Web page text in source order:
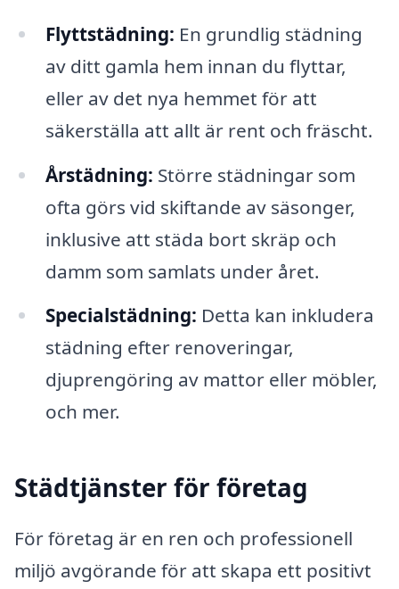
Flyttstädning: En grundlig städning
av ditt gamla hem innan du flyttar,
eller av det nya hemmet för att
säkerställa att allt är rent och fräscht.
Årstädning: Större städningar som
ofta görs vid skiftande av säsonger,
inklusive att städa bort skräp och
damm som samlats under året.
Specialstädning: Detta kan inkludera
städning efter renoveringar,
djuprengöring av mattor eller möbler,
och mer.
Städtjänster för företag
För företag är en ren och professionell
miljö avgörande för att skapa ett positivt